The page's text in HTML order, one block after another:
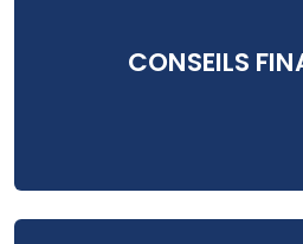
CONSEILS